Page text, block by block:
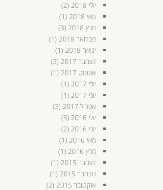
יולי 2018
(2)
מאי 2018
(1)
מרץ 2018
(3)
פברואר 2018
(1)
ינואר 2018
(1)
דצמבר 2017
(3)
אוגוסט 2017
(1)
יולי 2017
(1)
יוני 2017
(1)
אפריל 2017
(3)
יולי 2016
(3)
יוני 2016
(2)
מאי 2016
(1)
מרץ 2016
(1)
דצמבר 2015
(1)
נובמבר 2015
(1)
אוקטובר 2015
(2)